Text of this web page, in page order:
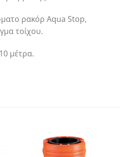
ρακόρ Aqua Stop,
τοίχου.
μέτρα.